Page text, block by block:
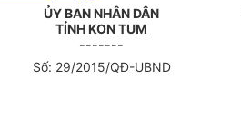
ỦY BAN NHÂNDÂN
TỈNHKON TUM
-------
Số: 29/2015/QĐ-UBND